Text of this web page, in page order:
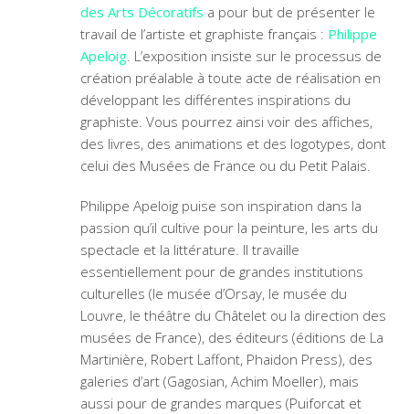
des Arts Décoratifs a pour but de présenter le
travail de l’artiste et graphiste français : Philippe
Apeloig. L’exposition insiste sur le processus de
création préalable à toute acte de réalisation en
développant les différentes inspirations du
graphiste. Vous pourrez ainsi voir des affiches,
des livres, des animations et des logotypes, dont
celui des Musées de France ou du Petit Palais.
Philippe Apeloig puise son inspiration dans la
passion qu’il cultive pour la peinture, les arts du
spectacle et la littérature. Il travaille
essentiellement pour de grandes institutions
culturelles (le musée d’Orsay, le musée du
Louvre, le théâtre du Châtelet ou la direction des
musées de France), des éditeurs (éditions de La
Martinière, Robert Laffont, Phaidon Press), des
galeries d’art (Gagosian, Achim Moeller), mais
aussi pour de grandes marques (Puiforcat et